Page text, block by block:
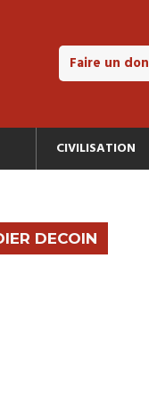
Faire un don
CIVILISATION
DECOIN